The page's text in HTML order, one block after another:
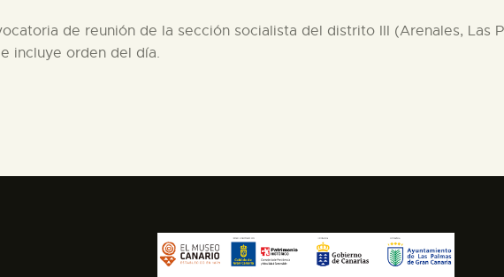
de reunión de la sección socialista del distrito III (Arenales, Las
incluye orden del día.